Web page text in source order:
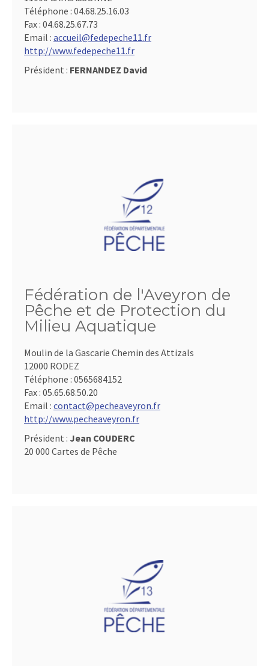
Téléphone : 04.68.25.16.03
Fax : 04.68.25.67.73
Email : accueil@fedepeche11.fr
http://www.fedepeche11.fr
Président : FERNANDEZ David
Fédération de l'Aveyron de
Pêche et de Protection du
Milieu Aquatique
Moulin de la Gascarie Chemin des Attizals
12000 RODEZ
Téléphone : 0565684152
Fax : 05.65.68.50.20
Email : contact@pecheaveyron.fr
http://www.pecheaveyron.fr
Président : Jean COUDERC
20 000 Cartes de Pêche